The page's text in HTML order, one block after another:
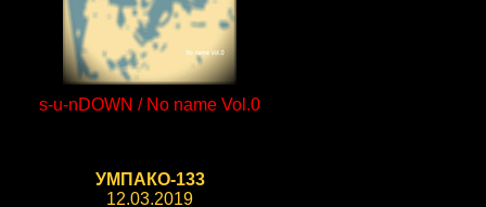
s-u-nDOWN / No name Vol.0
УМПАКО-133
12.03.2019